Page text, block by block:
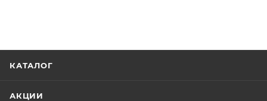
КАТАЛОГ
АКЦИИ